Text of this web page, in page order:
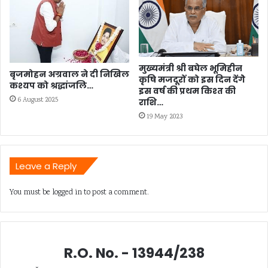
बृजमोहन अग्रवाल ने दी निखिल
कश्यप को श्रद्धांजलि…
6 August 2025
मुख्यमंत्री श्री बघेल भूमिहीन
कृषि मजदूरों को इस दिन देंगेे
इस वर्ष की प्रथम किश्त की
राशि…
19 May 2023
Leave a Reply
You must be logged into post a comment.
R.O. No. - 13944/238